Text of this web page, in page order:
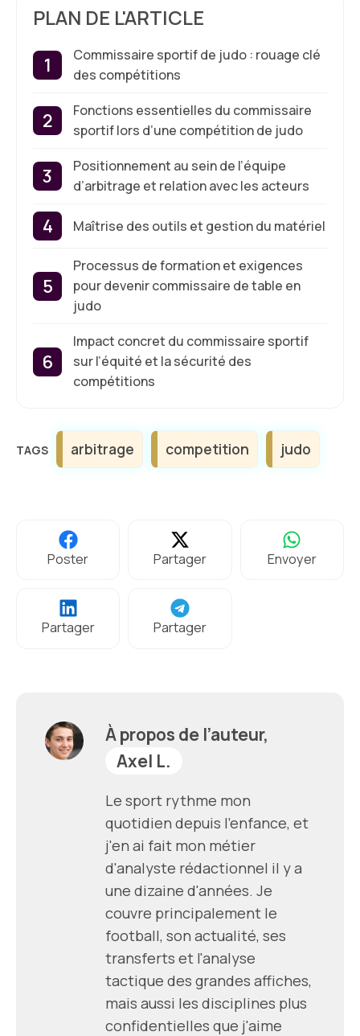
PLAN DE L'ARTICLE
Commissaire sportif de judo : rouage clé
des compétitions
Fonctions essentielles du commissaire
sportif lors d’une compétition de judo
Positionnement au sein de l’équipe
d’arbitrage et relation avec les acteurs
Maîtrise des outils et gestion du matériel
Processus de formation et exigences
pour devenir commissaire de table en
judo
Impact concret du commissaire sportif
sur l’équité et la sécurité des
compétitions
Étiquettes
arbitrage competition judo
Poster Partager Envoyer
Partager Partager
À propos de l’auteur,
Axel L.
Le sport rythme mon
quotidien depuis l'enfance, et
j'en ai fait mon métier
d'analyste rédactionnel il y a
une dizaine d'années. Je
couvre principalement le
football, son actualité, ses
transferts et l'analyse
tactique des grandes affiches,
mais aussi les disciplines plus
confidentielles que j'aime